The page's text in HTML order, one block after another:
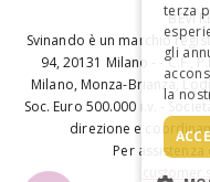
BEVI
Svinando è un marchio
94, 20131 Milano - - C.F.,
Milano, Monza-Brianza, Lodi
Soc. Euro 500.000 i.v. -
direzione e
Per assistenza
terza
gli
la